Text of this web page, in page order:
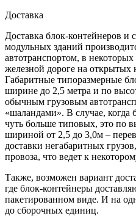
Доставка
Доставка блок-контейнеров
модульных зданий
автотранспортом, в
железной дороге на открытых
Габаритные типоразмерные
ширине до 2,5 метра и по
обычным грузовым
«шаландами». В случае, когда
чуть больше типовых, это по
шириной от 2,5 до 3,0м –
доставки негабаритных
провоза, что ведет к
Также, возможен вариант
где блок-контейнеры
пакетированном виде. И на
до сборочных единиц.